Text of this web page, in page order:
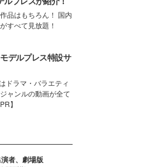
品はもちろん！ 国内
すべて見放題！
デルプレス特設サ
ドラマ・バラエティ
ャンルの動画が全て
】
者、劇場版